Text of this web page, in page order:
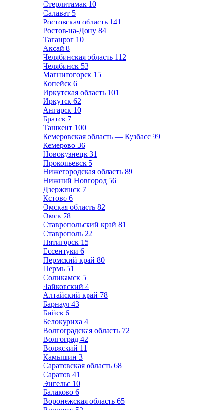
Стерлитамак 10
Салават 5
Ростовская область 141
Ростов-на-Дону 84
Таганрог 10
Аксай 8
Челябинская область 112
Челябинск 53
Магнитогорск 15
Копейск 6
Иркутская область 101
Иркутск 62
Ангарск 10
Братск 7
Ташкент 100
Кемеровская область — Кузбасс 99
Кемерово 36
Новокузнецк 31
Прокопьевск 5
Нижегородская область 89
Нижний Новгород 56
Дзержинск 7
Кстово 6
Омская область 82
Омск 78
Ставропольский край 81
Ставрополь 22
Пятигорск 15
Ессентуки 6
Пермский край 80
Пермь 51
Соликамск 5
Чайковский 4
Алтайский край 78
Барнаул 43
Бийск 6
Белокуриха 4
Волгоградская область 72
Волгоград 42
Волжский 11
Камышин 3
Саратовская область 68
Саратов 41
Энгельс 10
Балаково 6
Воронежская область 65